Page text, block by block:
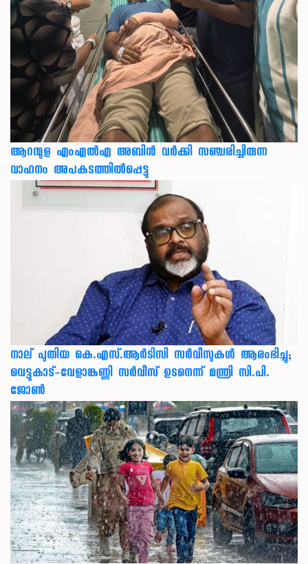
ആറന്മുള എംഎൽഎ അബിൻ വർക്കി സഞ്ചരിച്ചിരുന്ന
വാഹനം അപകടത്തിൽപ്പെട്ടു
നാല് പുതിയ കെ.എസ്.ആർടിസി സർവീസുകൾ ആരംഭിച്ചു;
വെട്ടുകാട്-വേളാങ്കണ്ണി സർവീസ് ഉടനെന്ന് മന്ത്രി സി.പി.
ജോൺ